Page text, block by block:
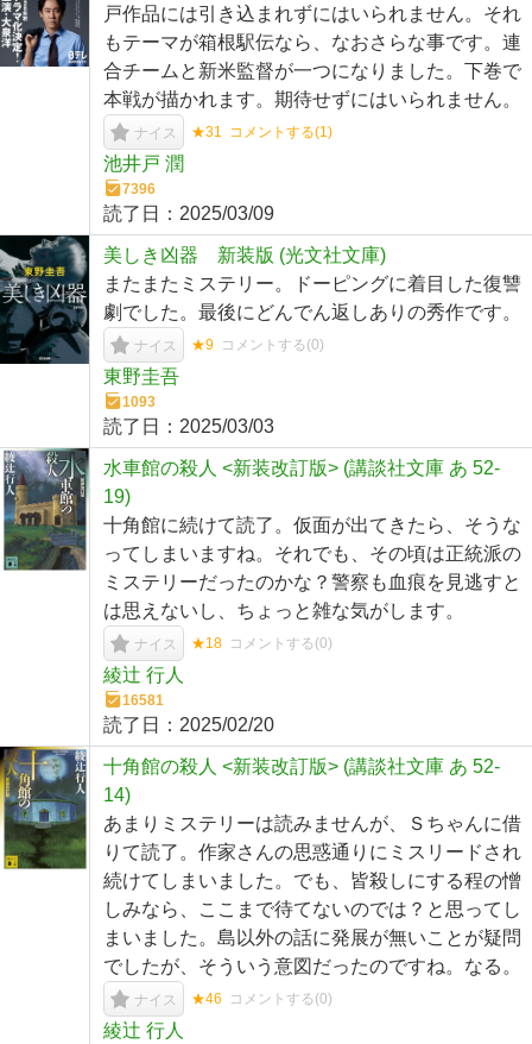
戸作品には引き込まれずにはいられません。それ
もテーマが箱根駅伝なら、なおさらな事です。連
合チームと新米監督が一つになりました。下巻で
本戦が描かれます。期待せずにはいられません。
ナイス ★31 コメントする(1)
池井戸 潤
7396
読了日： 2025/03/09
美しき凶器 新装版 (光文社文庫)
またまたミステリー。ドーピングに着目した復讐
劇でした。最後にどんでん返しありの秀作です。
ナイス ★9 コメントする(0)
東野圭吾
1093
読了日： 2025/03/03
水車館の殺人 <新装改訂版> (講談社文庫 あ 52-
19)
十角館に続けて読了。仮面が出てきたら、そうな
ってしまいますね。それでも、その頃は正統派の
ミステリーだったのかな？警察も血痕を見逃すと
は思えないし、ちょっと雑な気がします。
ナイス ★18 コメントする(0)
綾辻 行人
16581
読了日： 2025/02/20
十角館の殺人 <新装改訂版> (講談社文庫 あ 52-
14)
あまりミステリーは読みませんが、Ｓちゃんに借
りて読了。作家さんの思惑通りにミスリードされ
続けてしまいました。でも、皆殺しにする程の憎
しみなら、ここまで待てないのでは？と思ってし
まいました。島以外の話に発展が無いことが疑問
でしたが、そういう意図だったのですね。なる。
ナイス ★46 コメントする(0)
綾辻 行人